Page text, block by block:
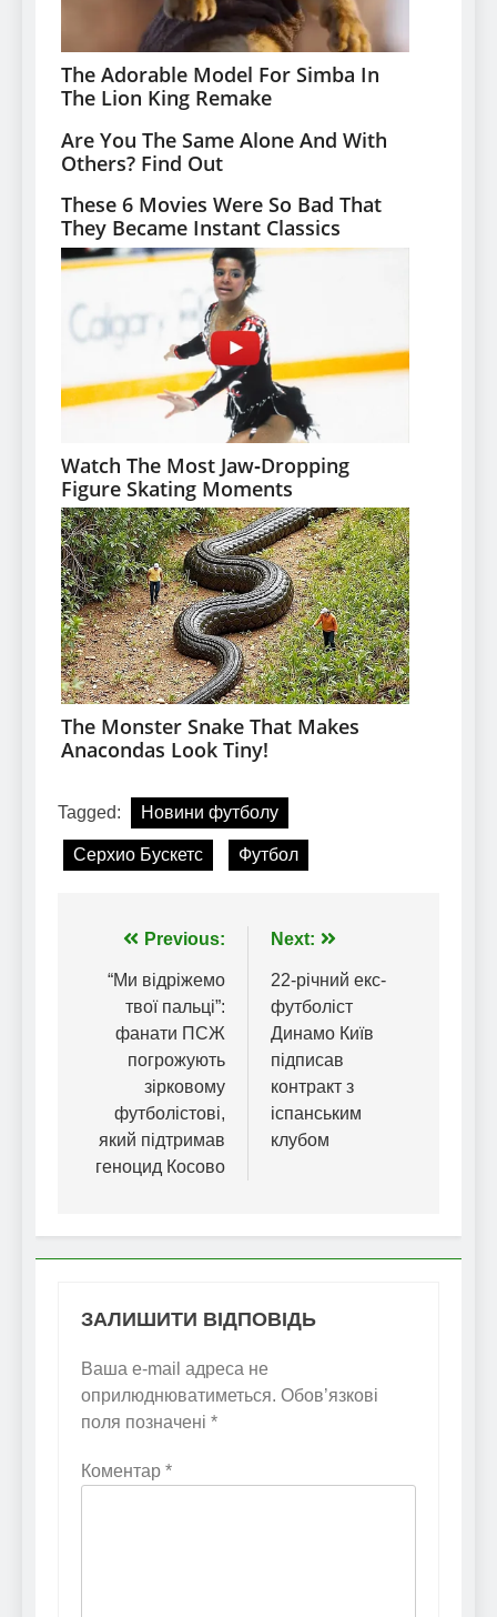
Tagged: Новини футболу
Серхио Бускетс Футбол
Навігація
записів
Previous:
“Ми відріжемо
твої пальці”:
фанати ПСЖ
погрожують
зірковому
футболістові,
який підтримав
геноцид Косово
Next:
22-річний екс-
футболіст
Динамо Київ
підписав
контракт з
іспанським
клубом
ЗАЛИШИТИ ВІДПОВІДЬ
Ваша e-mail адреса не
оприлюднюватиметься. Обов’язкові
поля позначені *
Коментар *